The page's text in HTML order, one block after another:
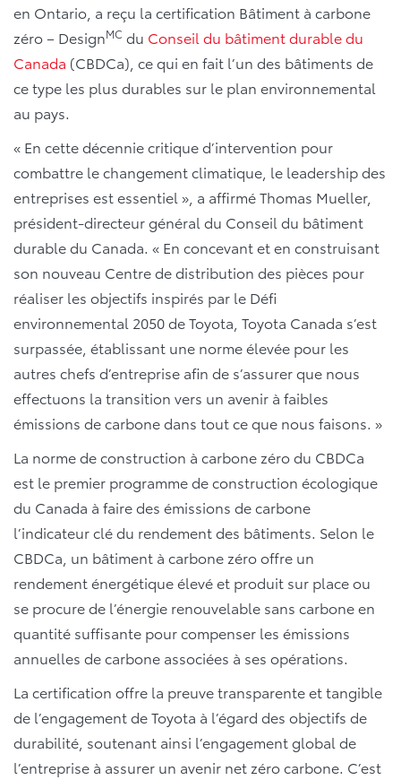
en Ontario, a reçu la certification Bâtiment à carbone
zéro – DesignMC du Conseil du bâtiment durable du
Canada (CBDCa), ce qui en fait l’un des bâtiments de
ce type les plus durables sur le plan environnemental
au pays.
« En cette décennie critique d’intervention pour
combattre le changement climatique, le leadership des
entreprises est essentiel », a affirmé Thomas Mueller,
président-directeur général du Conseil du bâtiment
durable du Canada. « En concevant et en construisant
son nouveau Centre de distribution des pièces pour
réaliser les objectifs inspirés par le Défi
environnemental 2050 de Toyota, Toyota Canada s’est
surpassée, établissant une norme élevée pour les
autres chefs d’entreprise afin de s’assurer que nous
effectuons la transition vers un avenir à faibles
émissions de carbone dans tout ce que nous faisons. »
La norme de construction à carbone zéro du CBDCa
est le premier programme de construction écologique
du Canada à faire des émissions de carbone
l’indicateur clé du rendement des bâtiments. Selon le
CBDCa, un bâtiment à carbone zéro offre un
rendement énergétique élevé et produit sur place ou
se procure de l’énergie renouvelable sans carbone en
quantité suffisante pour compenser les émissions
annuelles de carbone associées à ses opérations.
La certification offre la preuve transparente et tangible
de l’engagement de Toyota à l’égard des objectifs de
durabilité, soutenant ainsi l’engagement global de
l’entreprise à assurer un avenir net zéro carbone. C’est